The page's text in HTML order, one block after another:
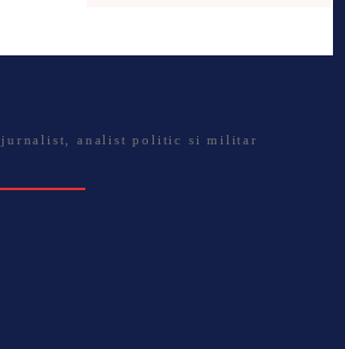
jurnalist, analist politic si militar